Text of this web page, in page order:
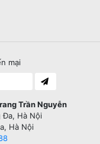
mại
Trần Nguyễn
Đa, Hà Nội
Hà Nội